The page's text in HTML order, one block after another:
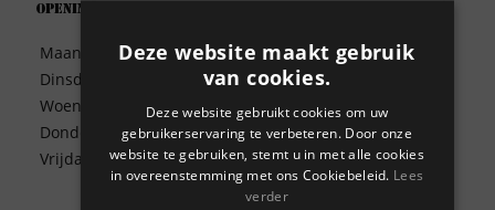
Openingstijden
Maandag
Dinsdag
Woensdag
Donderdag
Vrijdag
09:30 – 17:00
09:30 – 17:00
09:30 – 17:00
09:30 – 17:00
09:30 – 17:00
Algemene Voorwaarden
Betaalwijze
Bezorgen
Contact
Disclaimer
Garantie
Meest gestelde vragen
Deze website maakt gebruik
van cookies.
Deze website gebruikt cookies om uw
gebruikerservaring te verbeteren. Door onze
website te gebruiken, stemt u in met alle cookies
in overeenstemming met ons Cookiebeleid. Lees
verder